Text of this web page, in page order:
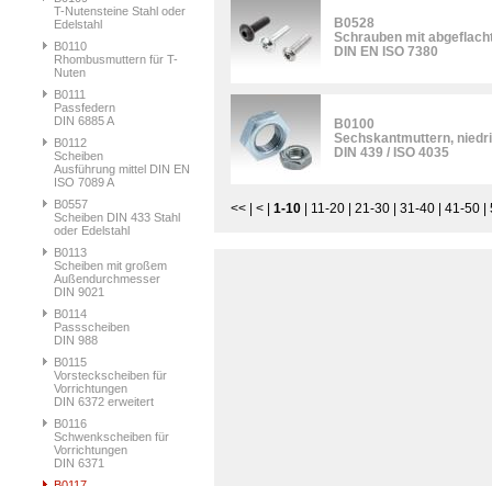
T-Nutensteine Stahl oder
Edelstahl
B0110
Rhombusmuttern für T-
Nuten
B0111
Passfedern
DIN 6885 A
B0112
Scheiben
Ausführung mittel DIN EN
ISO 7089 A
B0557
Scheiben DIN 433 Stahl
oder Edelstahl
B0113
Scheiben mit großem
Außendurchmesser
DIN 9021
B0114
Passscheiben
DIN 988
B0115
Vorsteckscheiben für
Vorrichtungen
DIN 6372 erweitert
B0116
Schwenkscheiben für
Vorrichtungen
DIN 6371
B0528
Schrauben mit
DIN EN ISO 7380
B0100
Sechskantmuttern,
DIN 439 / ISO 4035
<< < 1-10 11-20 21-30 31-40 41-50